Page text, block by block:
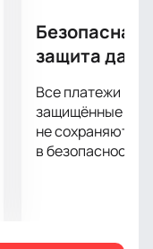
Безопасная
защита
Все платежи
защищённые
не сохраняются
в безопасности.